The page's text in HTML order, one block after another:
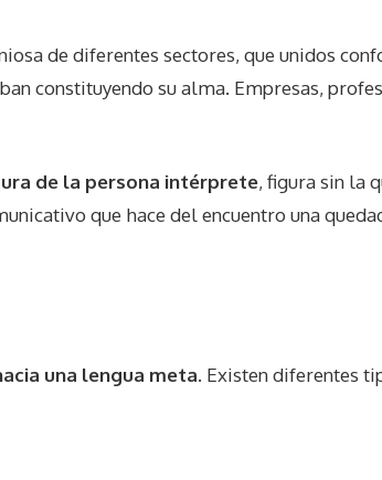
de diferentes sectores, que unidos
constituyendo su alma. Empresas,
de la persona intérprete, figura sin la
que hace del encuentro una
una lengua meta. Existen diferentes